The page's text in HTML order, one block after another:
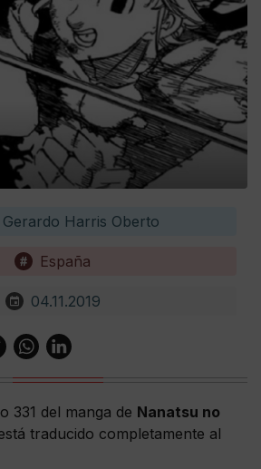
Gerardo Harris Oberto
España
04.11.2019
331 del manga de Nanatsu no
traducido completamente al